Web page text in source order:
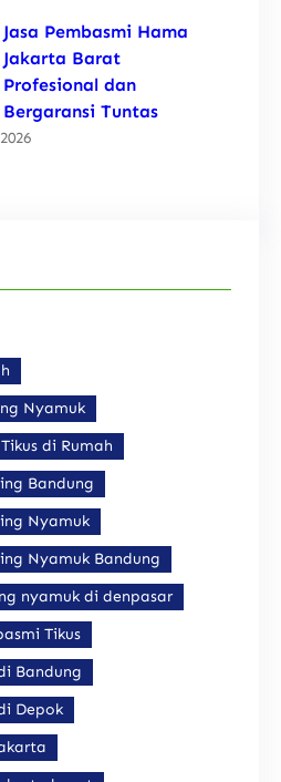
Jasa Pembasmi Hama
Jakarta Barat
Profesional dan
Bergaransi Tuntas
Nyamuk
di Rumah
Bandung
Nyamuk
Nyamuk Bandung
nyamuk di denpasar
Tikus
Bandung
Depok